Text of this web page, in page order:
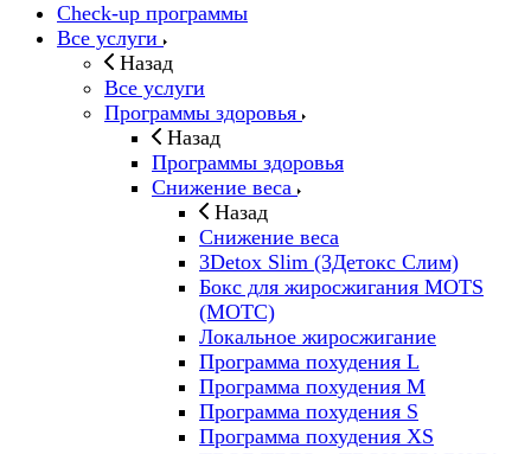
Check-up программы
Все услуги
Назад
Все услуги
Программы здоровья
Назад
Программы здоровья
Снижение веса
Назад
Снижение веса
3Detox Slim (3Детокс Слим)
Бокс для жиросжигания MOTS
(МОТС)
Локальное жиросжигание
Программа похудения L
Программа похудения M
Программа похудения S
Программа похудения ХS